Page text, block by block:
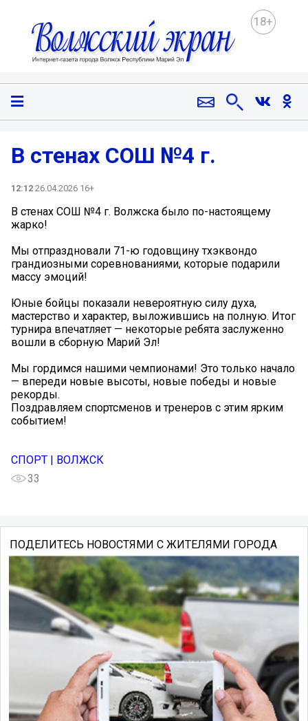
18+
В стенах СОШ №4 г.
12:12 26.04.2026 16+
В стенах СОШ №4 г. Волжска было по-настоящему
жарко!
Мы отпраздновали 71-ю годовщину тхэквондо
грандиозными соревнованиями, которые подарили
массу эмоций!
Юные бойцы показали невероятную силу духа,
мастерство и характер, выложившись на полную. Итог
турнира впечатляет — некоторые ребята заслуженно
вошли в сборную Марий Эл!
Мы гордимся нашими чемпионами! Это только начало
— впереди новые высоты, новые победы и новые
рекорды.
Поздравляем спортсменов и тренеров с этим ярким
событием!
СПОРТ | ВОЛЖСК
33
ПОДЕЛИТЕСЬ НОВОСТЯМИ С ЖИТЕЛЯМИ ГОРОДА